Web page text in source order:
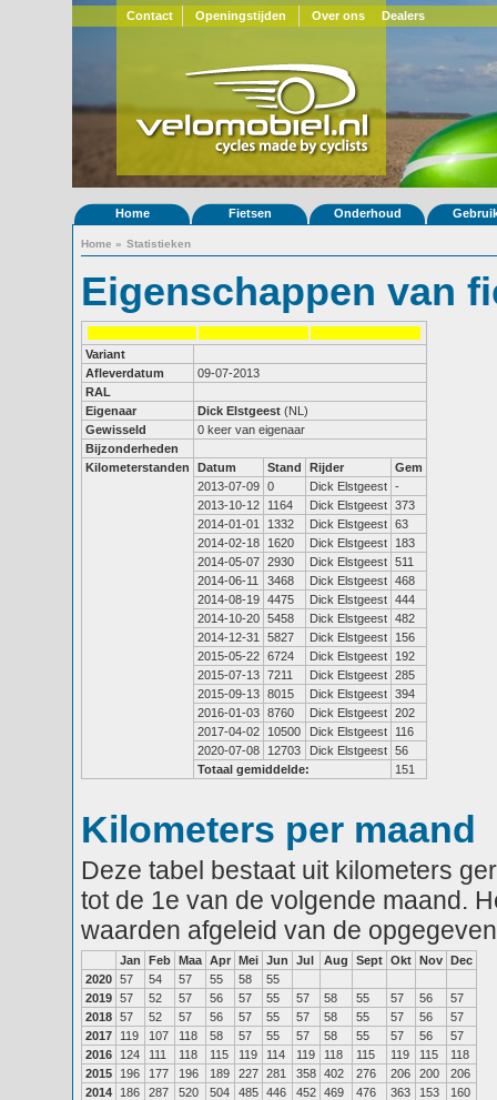
Contact Openingstijden Over ons Dealers
Home Fietsen Onderhoud
Home » Statistieken
Eigenschappen van
Variant
Afleverdatum
09-07-2013
RAL
Eigenaar
Dick Elstgeest (NL)
Gewisseld
0 keer van eigenaar
Bijzonderheden
Kilometerstanden
Datum Stand Rijder
Gem
2013-07-09 0 Dick Elstgeest -
2013-10-12
1164 Dick Elstgeest 373
2014-01-01
1332 Dick Elstgeest 63
2014-02-18
1620 Dick Elstgeest
183
2014-05-07 2930 Dick Elstgeest 511
2014-06-11
3468 Dick Elstgeest 468
2014-08-19 4475 Dick Elstgeest 444
2014-10-20 5458 Dick Elstgeest 482
2014-12-31
5827 Dick Elstgeest
156
2015-05-22 6724 Dick Elstgeest
192
2015-07-13 7211 Dick Elstgeest 285
2015-09-13 8015 Dick Elstgeest 394
2016-01-03 8760 Dick Elstgeest 202
2017-04-02
10500 Dick Elstgeest
116
2020-07-08
12703 Dick Elstgeest 56
Totaal gemiddelde:
151
Kilometers per maand
Deze tabel bestaat uit kilometers
tot de 1e van de volgende maand.
waarden afgeleid van de
Jan Feb Maa Apr Mei Jun Jul Aug Sept Okt Nov Dec
2020 57 54 57 55 58
55
2019 57 52 57 56 57 55 57 58 55 57 56
57
2018 57 52 57 56 57 55 57 58 55 57 56
57
2017
119 107 118 58 57 55 57 58 55 57 56
57
2016
124 111 118 115 119 114 119 118 115 119 115
118
2015
196 177 196 189 227 281 358 402 276 206 200
206
2014
186 287 520 504 485 446 452 469 476 363 153
160